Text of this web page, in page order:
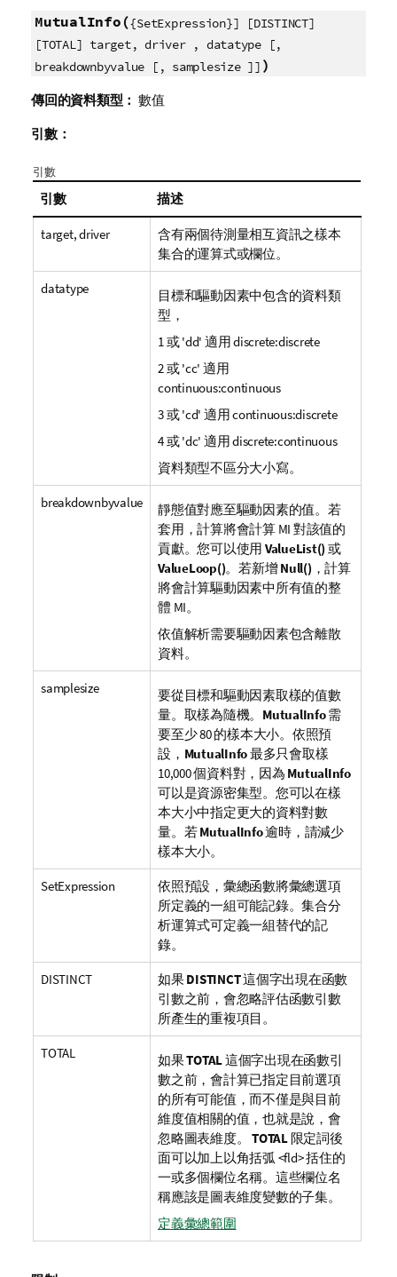
MutualInfo({SetExpression}] [DISTINCT]
[TOTAL] target, driver , datatype [,
breakdownbyvalue [, samplesize ]] )
傳回的資料類型： 數值
引數：
引數
引數 描述
target, driver
含有兩個待測量相互資訊之樣本
集合的運算式或欄位。
datatype
目標和驅動因素中包含的資料類
型，
1 或'dd' 適用 discrete:discrete
2 或'cc' 適用
continuous:continuous
3 或'cd' 適用 continuous:discrete
4 或'dc' 適用 discrete:continuous
資料類型不區分大小寫。
breakdownbyvalue
靜態值對應至驅動因素的值。若
套用，計算將會計算 MI 對該值的
貢獻。您可以使用 ValueList() 或
ValueLoop()。若新增Null() ，計算
將會計算驅動因素中所有值的整
體 MI。
依值解析需要驅動因素包含離散
資料。
samplesize
要從目標和驅動因素取樣的值數
量。取樣為隨機。 MutualInfo需
要至少 80 的樣本大小。依照預
設， MutualInfo最多只會取樣
10,000 個資料對，因為 MutualInfo
可以是資源密集型。您可以在樣
本大小中指定更大的資料對數
量。若MutualInfo逾時，請減少
樣本大小。
SetExpression
依照預設，彙總函數將彙總選項
所定義的一組可能記錄。集合分
析運算式可定義一組替代的記
錄。
DISTINCT 如果DISTINCT這個字出現在函數
引數之前，會忽略評估函數引數
所產生的重複項目。
TOTAL 如果TOTAL這個字出現在函數引
數之前，會計算已指定目前選項
的所有可能值，而不僅是與目前
維度值相關的值，也就是說，會
忽略圖表維度。 TOTAL限定詞後
面可以加上以角括弧 <fld>括住的
一或多個欄位名稱。這些欄位名
稱應該是圖表維度變數的子集。
定義彙總範圍